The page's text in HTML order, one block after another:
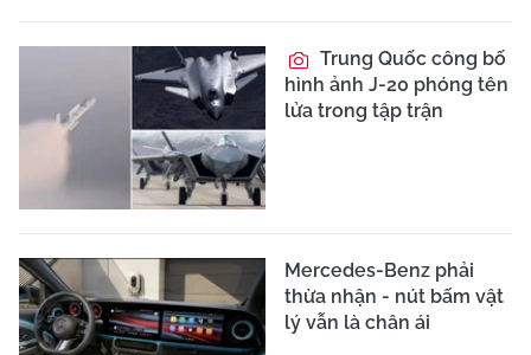
Trung Quốc công bố
hình ảnh J-20 phóng tên
lửa trong tập trận
Mercedes-Benz phải
thừa nhận - nút bấm vật
lý vẫn là chân ái